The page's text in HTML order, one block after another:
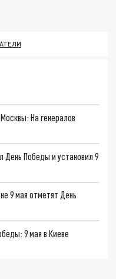
На генералов
День Победы и установил 9
9 мая отметят День
9 мая в Киеве